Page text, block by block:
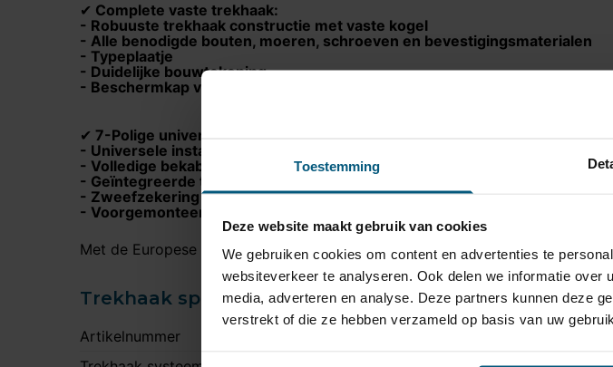
Toestemming
Deze website maakt gebruik van cookies
We gebruiken cookies om content en advertenties te
websiteverkeer te analyseren. Ook delen we informatie
media, adverteren en analyse. Deze partners kunnen deze
verstrekt of die ze hebben verzameld op basis van uw
✔ Complete vaste trekhaak:
- Robuuste trekhaak constructie met vaste kogel
- Alle benodigde bouten, moeren, schroeven en bevestigingsmaterialen
- Typeplaatje
- Duidelijke bouwtekening
- Beschermkap voor de kogelkop
✔ 7-Polige universele kabelset inclusief:
- Universele installatiehandleiding voor eenvoudige montage
- Volledige bekabeling
- Geïntegreerde trailer module voor storingsvrije werking
- Zweefzekering ter bescherming van de trailer module
- Voorgemonteerde 7 polige stekkerdoos
Met de Europese typegoedkeuring voldoen trekhaak en kabelset aan alle
Trekhaak specificatie
Artikelnummer